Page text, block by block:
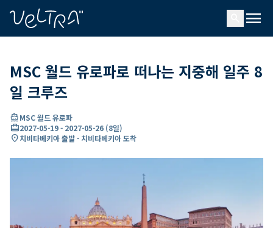
menu
MSC 월드 유로파로 떠나는 지중해 일주 8
일 크루즈
directions_boatMSC 월드 유로파
card_travel2027-05-19- 2027-05-26 (8일)
location_on치비타베키아 출발 - 치비타베키아 도착